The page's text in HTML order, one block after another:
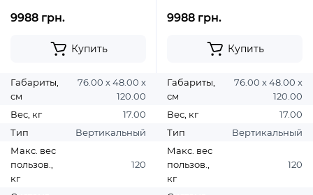
9988 грн.
Купить
Габариты,
см
76.00 х 48.00 х
120.00
Вес, кг
17.00
Тип
Вертикальный
Макс. вес
пользов.,
кг
120
9988 грн.
Купить
Габариты,
см
76.00 х 48.00 х
120.00
Вес, кг
17.00
Тип
Вертикальный
Макс. вес
пользов.,
кг
120